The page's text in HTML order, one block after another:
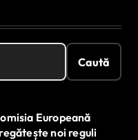
Caută
Europeană
noi reguli